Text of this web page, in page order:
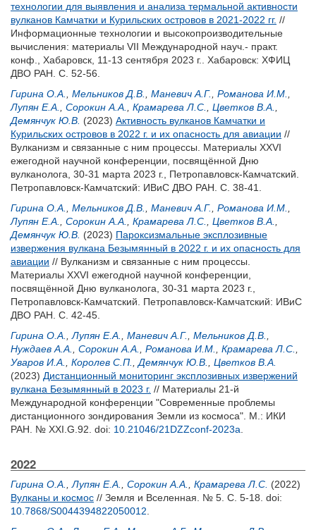
технологии для выявления и анализа термальной активности
вулканов Камчатки и Курильских островов в 2021-2022 гг. //
Информационные технологии и высокопроизводительные
вычисления: материалы VII Международной науч.- практ.
конф., Хабаровск, 11-13 сентября 2023 г.. Хабаровск: ХФИЦ
ДВО РАН. С. 52-56.
Гирина О.А.
Мельников Д.В. Маневич А.Г. Романова И.М.
Лупян Е.А.
Сорокин А.А. Крамарева Л.С. Цветков В.А.
Демянчук Ю.В. (2023) Активность вулканов Камчатки и
Курильских островов в 2022 г. и их опасность для авиации //
Вулканизм и связанные с ним процессы. Материалы XXVI
ежегодной научной конференции, посвящённой Дню
вулканолога, 30-31 марта 2023 г., Петропавловск-Камчатский.
Петропавловск-Камчатский: ИВиС ДВО РАН. С. 38-41.
Гирина О.А.
Мельников Д.В. Маневич А.Г. Романова И.М.
Лупян Е.А.
Сорокин А.А. Крамарева Л.С. Цветков В.А.
Демянчук Ю.В. (2023) Пароксизмальные эксплозивные
извержения вулкана Безымянный в 2022 г. и их опасность для
авиации // Вулканизм и связанные с ним процессы.
Материалы XXVI ежегодной научной конференции,
посвящённой Дню вулканолога, 30-31 марта 2023 г.,
Петропавловск-Камчатский. Петропавловск-Камчатский: ИВиС
ДВО РАН. С. 42-45.
Гирина О.А.
Лупян Е.А. Маневич А.Г. Мельников Д.В.
Нуждаев А.А.
Сорокин А.А. Романова И.М. Крамарева Л.С.
Уваров И.А.
Королев С.П. Демянчук Ю.В.
Цветков В.А.
(2023) Дистанционный мониторинг эксплозивных извержений
вулкана Безымянный в 2023 г. // Материалы 21-й
Международной конференции "Современные проблемы
дистанционного зондирования Земли из космоса". М.: ИКИ
РАН. № XXI.G.92. doi: 10.21046/21DZZconf-2023a
2022
Гирина О.А. Лупян Е.А. Сорокин А.А. Крамарева Л.С. (2022)
Вулканы и космос // Земля и Вселенная. № 5. С. 5-18. doi:
10.7868/S0044394822050012